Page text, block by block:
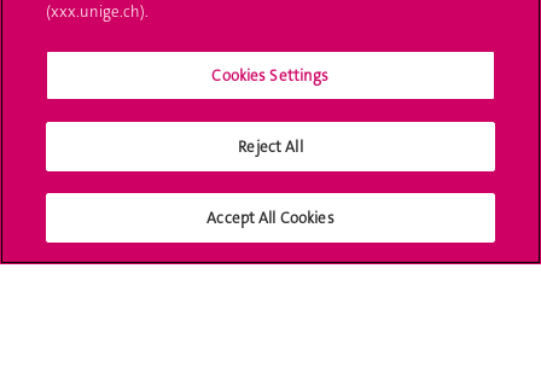
(xxx.unige.ch).
Cookies Settings
Reject All
Accept All Cookies